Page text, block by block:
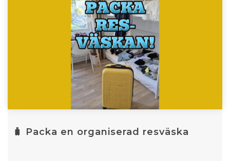
🧳 Packa en organiserad resväska